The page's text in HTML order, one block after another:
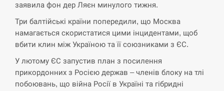
13:23
“Они должны быть уничтожены”: в МИДе
ответили, как отреагируют на…
СЕРПЕНЬ
13:10
Тайвань проводить найбільші військові
навчання на тлі загрози вторгнення з…
заявила фон дер Ляєн минулого тижня.
Три балтійські країни попередили, що Москва
намагається скористатися цими інцидентами, щоб
вбити клин між Україною та її союзниками з ЄС.
У лютому ЄС запустив план з посилення
прикордонних з Росією держав – членів блоку на тлі
побоювань, що війна Росії в Україні та гібридні